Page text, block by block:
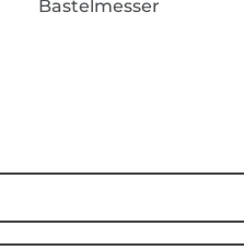
Bastelmesser